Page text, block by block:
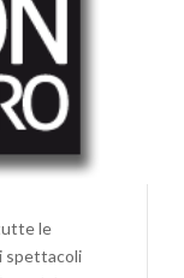
le
spettacoli